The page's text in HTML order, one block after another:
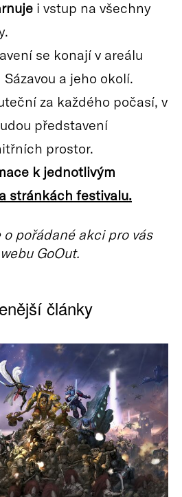
i vstup na všechny
se konají v areálu
a jeho okolí.
za každého počasí, v
představení
prostor.
k jednotlivým
stránkách festivalu.
pořádané akci pro vás
GoOut.
články